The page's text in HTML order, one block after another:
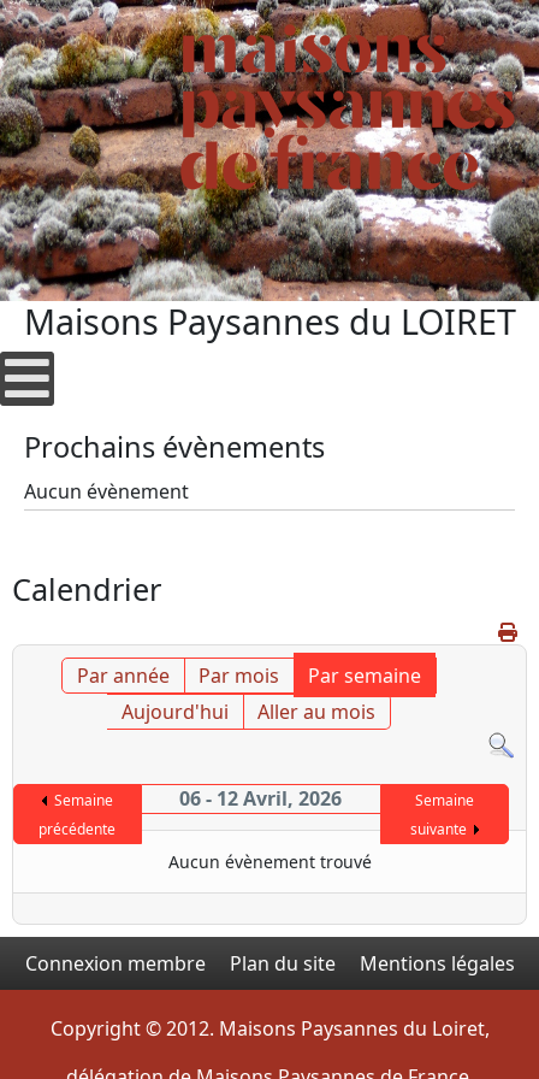
Maisons Paysannes du LOIRET
Prochains évènements
Aucun évènement
Calendrier
Par année Par mois
Par semaine
Aujourd'hui
Aller au mois
Semaine
précédente
06 - 12 Avril, 2026
Semaine
suivante
Aucun évènement trouvé
Connexion membre Plan du site Mentions légales
Copyright © 2012. Maisons Paysannes du Loiret,